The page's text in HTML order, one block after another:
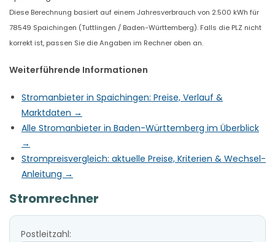
Diese Berechnung basiert auf einem Jahresverbrauch von 2.500 kWh für
78549 Spaichingen (Tuttlingen / Baden-Württemberg). Falls die PLZ nicht
korrekt ist, passen Sie die Angaben im Rechner oben an.
Weiterführende Informationen
Stromanbieter in Spaichingen: Preise, Verlauf &
Marktdaten →
Alle Stromanbieter in Baden-Württemberg im Überblick
→
Strompreisvergleich: aktuelle Preise, Kriterien & Wechsel-
Anleitung →
Stromrechner
Postleitzahl: